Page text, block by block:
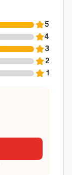
5
4
3
2
1